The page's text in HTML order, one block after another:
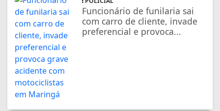
Funcionário de funilaria sai
com carro de cliente, invade
preferencial e provoca...